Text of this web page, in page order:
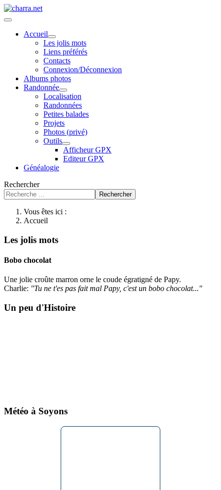
Accueil
Les jolis mots
Liens préférés
Contacts
Connexion/Déconnexion
Albums photos
Randonnée
Localisation
Randonnées
Petites balades
Projets
Photos (privé)
Outils
Afficheur GPX
Editeur GPX
Généalogie
Rechercher
Rechercher
Vous êtes ici :
Accueil
Les jolis mots
Bobo chocolat
Une jolie croûte marron orne le coude égratigné de Papy.
Charlie: "Tu ne t'es pas fait mal Papy, c'est un bobo chocolat..."
Un peu d'Histoire
Météo à Soyons